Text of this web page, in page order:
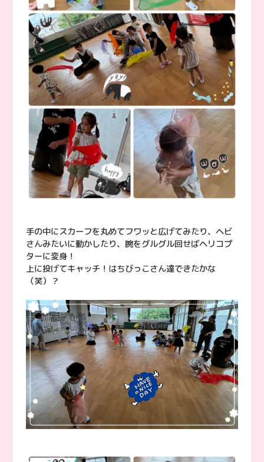
手の中にスカーフを丸めてフワッと広げてみたり、ヘビ
さんみたいに動かしたり、腕をグルグル回せばヘリコプ
ターに変身！
上に投げてキャッチ！はちびっこさん達できたかな
（笑）？